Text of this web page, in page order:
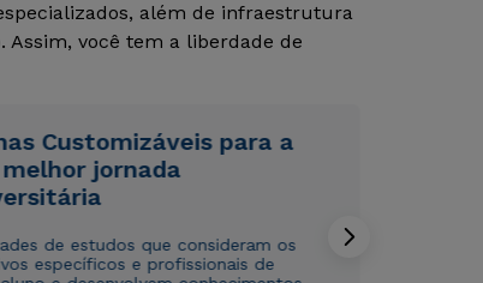
além de infraestrutura
Assim, você tem a liberdade de
Customizáveis para a
jornada
de estudos que consideram os
específicos e profissionais de
WhatsApp
ou
WhatsApp
ou